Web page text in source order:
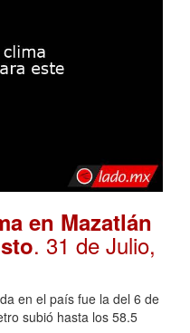
en Mazatlán
. 31 de Julio,
en el país fue la del 6 de
subió hasta los 58.5